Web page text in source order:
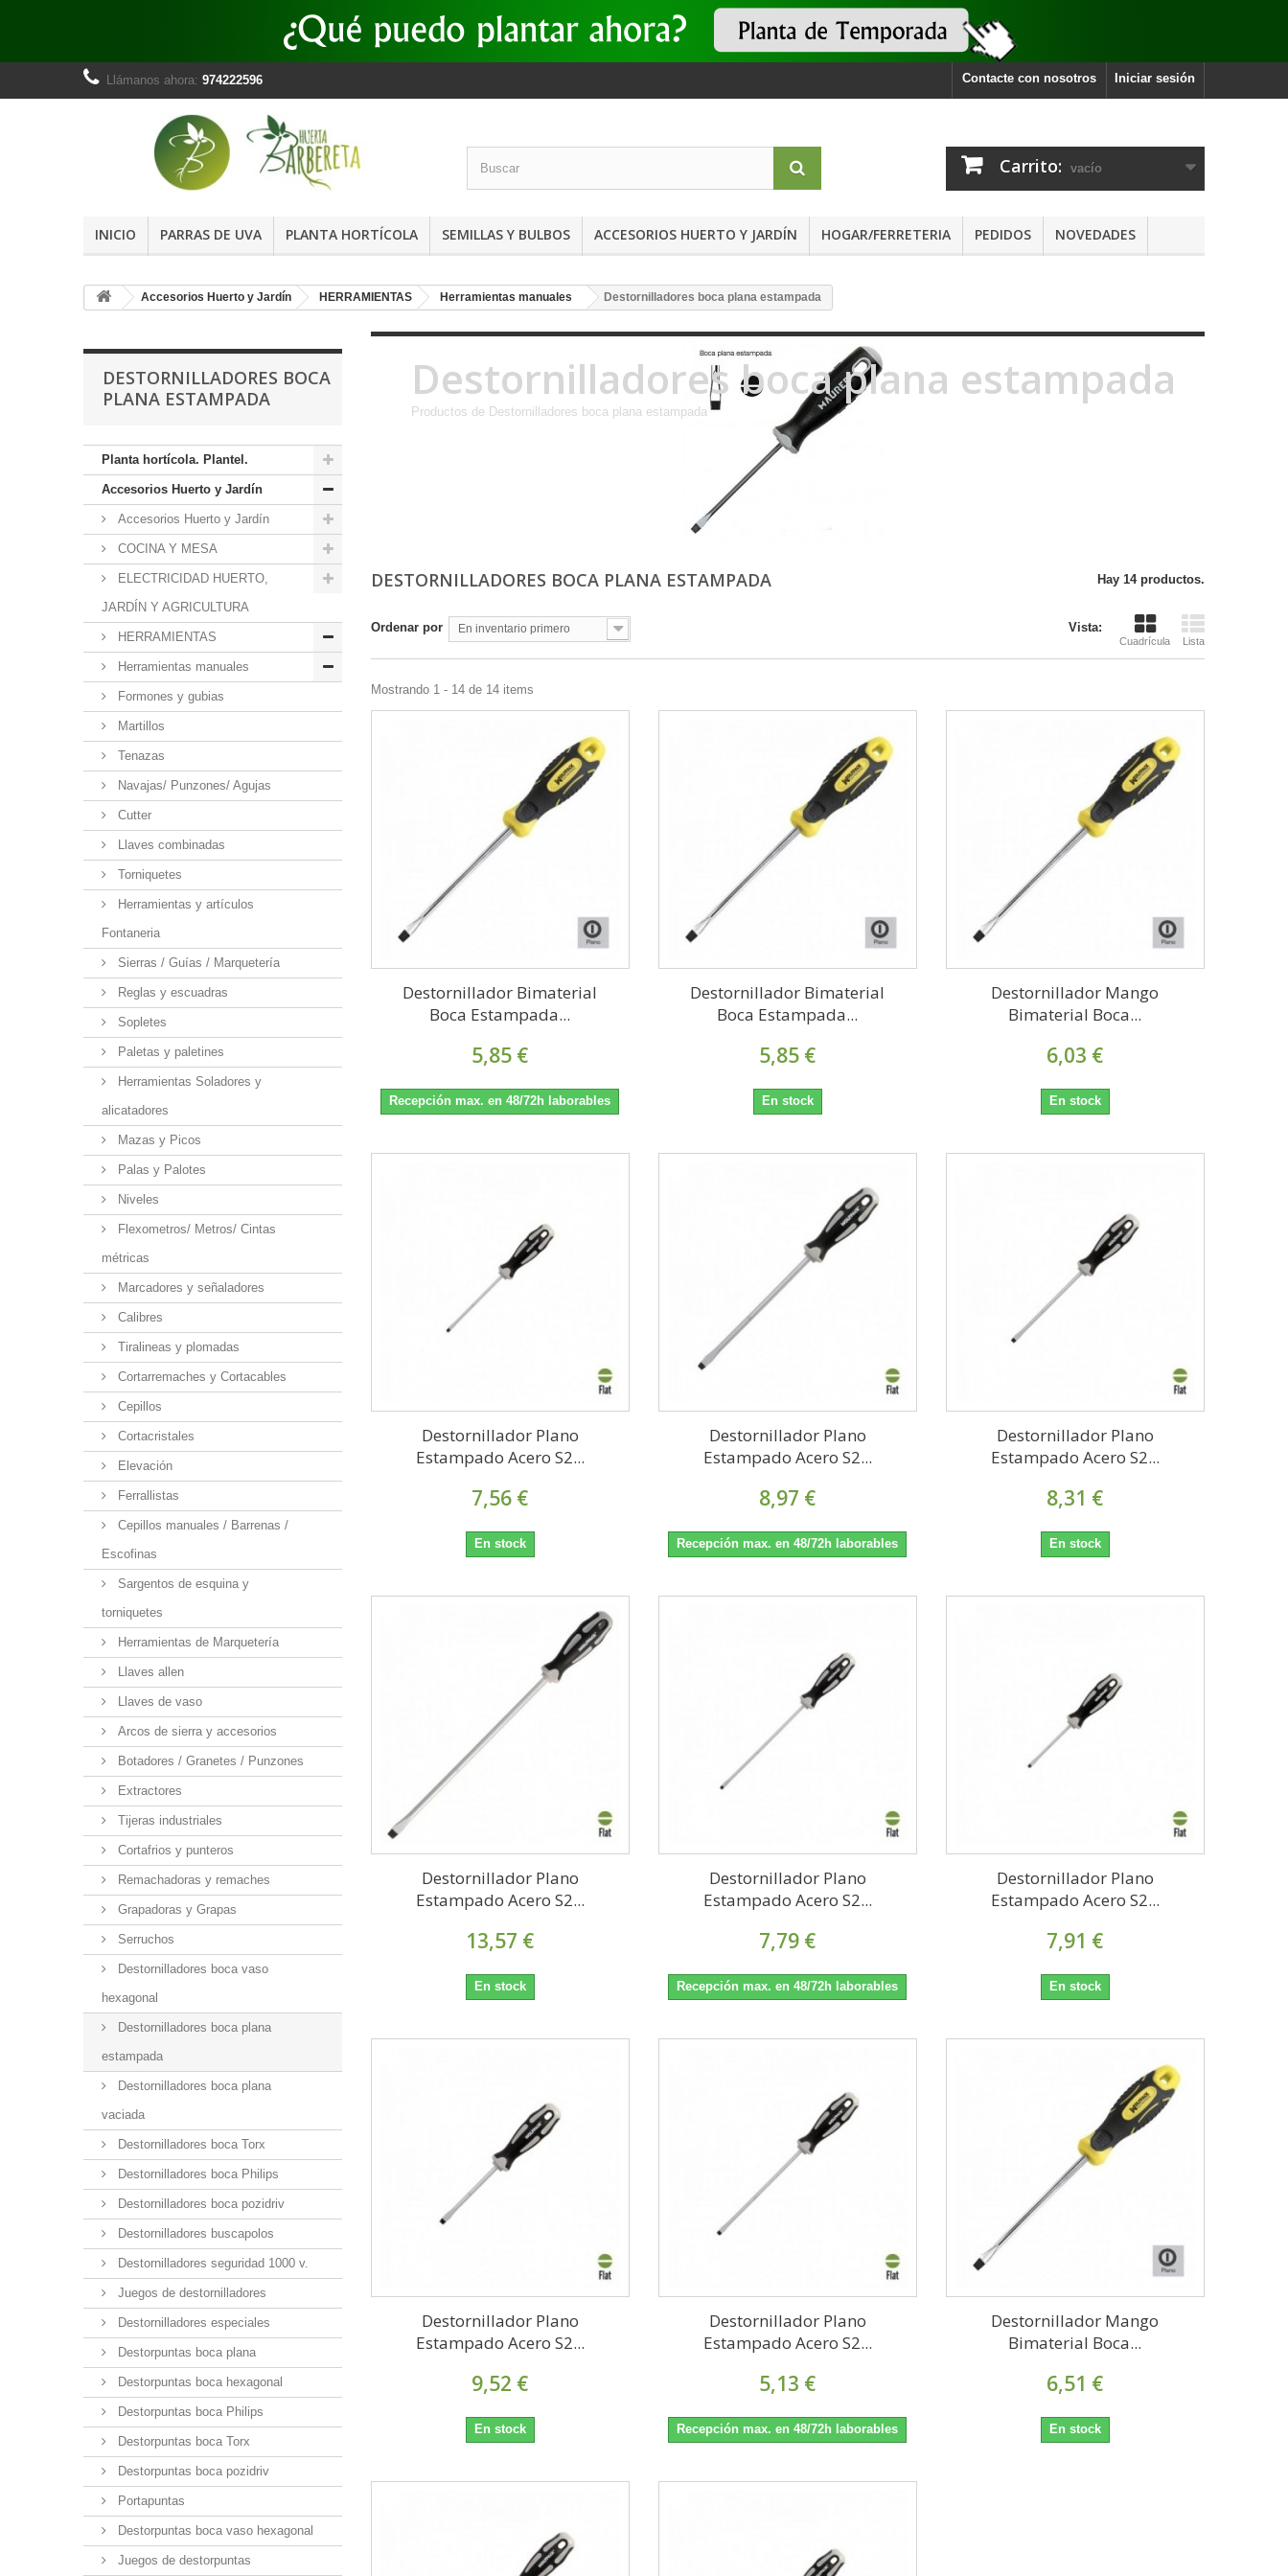
Iniciar sesión
Contacte con nosotros
Llámanos ahora: 974222596
Carrito: vacío
INICIO PARRAS DE UVA PLANTA HORTÍCOLA SEMILLAS Y BULBOS ACCESORIOS HUERTO Y JARDÍN HOGAR/FERRETERIA PEDIDOS NOVEDADES
Accesorios Huerto y Jardín HERRAMIENTAS Herramientas manuales Destornilladores boca plana estampada
DESTORNILLADORES BOCA
PLANA ESTAMPADA
Planta hortícola. Plantel.
Accesorios Huerto y Jardín
Accesorios Huerto y Jardín
COCINA Y MESA
ELECTRICIDAD HUERTO,
JARDÍN Y AGRICULTURA
HERRAMIENTAS
Herramientas manuales
Formones y gubias
Martillos
Tenazas
Navajas/ Punzones/ Agujas
Cutter
Llaves combinadas
Torniquetes
Herramientas y artículos
Fontaneria
Sierras / Guías / Marquetería
Reglas y escuadras
Sopletes
Paletas y paletines
Herramientas Soladores y
alicatadores
Mazas y Picos
Palas y Palotes
Niveles
Flexometros/ Metros/ Cintas
métricas
Marcadores y señaladores
Calibres
Tiralineas y plomadas
Cortarremaches y Cortacables
Cepillos
Cortacristales
Elevación
Ferrallistas
Cepillos manuales / Barrenas /
Escofinas
Sargentos de esquina y
torniquetes
Herramientas de Marquetería
Llaves allen
Llaves de vaso
Arcos de sierra y accesorios
Botadores / Granetes / Punzones
Extractores
Tijeras industriales
Cortafrios y punteros
Remachadoras y remaches
Grapadoras y Grapas
Serruchos
Destornilladores boca vaso
hexagonal
Destornilladores boca plana
estampada
Destornilladores boca plana
vaciada
Destornilladores boca Torx
Destornilladores boca Philips
Destornilladores boca pozidriv
Destornilladores buscapolos
Destornilladores seguridad 1000 v.
Juegos de destornilladores
Destornilladores especiales
Destorpuntas boca plana
Destorpuntas boca hexagonal
Destorpuntas boca Philips
Destorpuntas boca Torx
Destorpuntas boca pozidriv
Portapuntas
Destorpuntas boca vaso hexagonal
Juegos de destorpuntas
Destornilladores boca plana estampada
Productos de Destornilladores boca plana estampada
DESTORNILLADORES BOCA PLANA ESTAMPADA Hay 14 productos.
Vista:
Cuadrícula Lista
Ordenar por En inventario primero
Mostrando 1 - 14 de 14 items
Destornillador Bimaterial
Boca Estampada...
5,85 €
Recepción max. en 48/72h laborables
Destornillador Bimaterial
Boca Estampada...
5,85 €
En stock
Destornillador Mango
Bimaterial Boca...
6,03 €
En stock
Destornillador Plano
Estampado Acero S2...
7,56 €
En stock
Destornillador Plano
Estampado Acero S2...
8,97 €
Recepción max. en 48/72h laborables
Destornillador Plano
Estampado Acero S2...
8,31 €
En stock
Destornillador Plano
Estampado Acero S2...
13,57 €
En stock
Destornillador Plano
Estampado Acero S2...
7,79 €
Recepción max. en 48/72h laborables
Destornillador Plano
Estampado Acero S2...
7,91 €
En stock
Destornillador Plano
Estampado Acero S2...
9,52 €
En stock
Destornillador Plano
Estampado Acero S2...
5,13 €
Recepción max. en 48/72h laborables
Destornillador Mango
Bimaterial Boca...
6,51 €
En stock